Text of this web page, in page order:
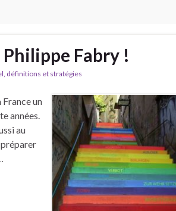
Fabry !
définitions et stratégies
France un
années.
au